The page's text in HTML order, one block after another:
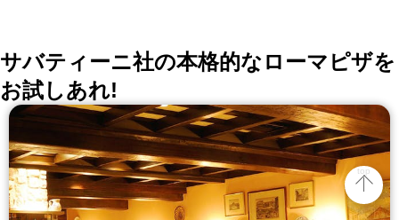
サバティーニ社の本格的なローマピザを
お試しあれ!
top